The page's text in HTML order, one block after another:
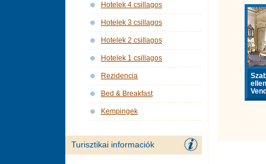
Hotelek 4 csillagos
Hotelek 3 csillagos
Hotelek 2 csillagos
Hotelek 1 csillagos
Rezidencia
Bed & Breakfast
Kempingek
Turisztikai informaciók